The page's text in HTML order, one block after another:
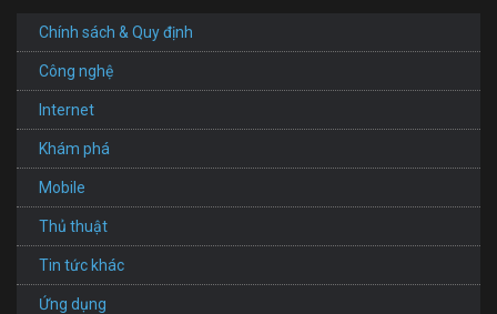
Chính sách & Quy định
Công nghệ
Internet
Khám phá
Mobile
Thủ thuật
Tin tức khác
Ứng dụng